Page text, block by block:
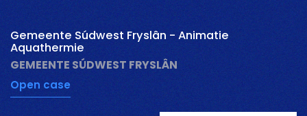
Gemeente Súdwest Fryslân - Animatie
Aquathermie
GEMEENTE SÚDWEST FRYSLÂN
Open case